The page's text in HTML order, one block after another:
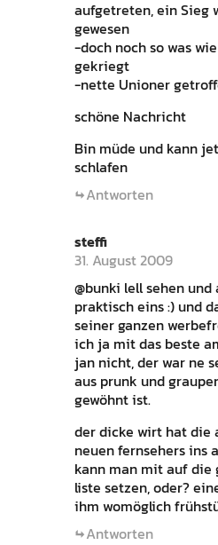
aufgetreten, ein Sieg
gewesen
-doch noch so was
gekriegt
-nette Unioner
schöne Nachricht
Bin müde und kann
schlafen
Antworten
steffi
31. August 2009
@bunki lell sehen
praktisch eins :) und
seiner ganzen
ich ja mit das beste
jan nicht, der war ne
aus prunk und
gewöhnt ist.
der dicke wirt hat die
neuen fernsehers ins
kann man mit auf
liste setzen, oder?
ihm womöglich
Antworten